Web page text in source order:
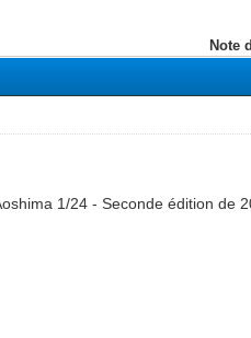
Note
1/24 - Seconde édition de